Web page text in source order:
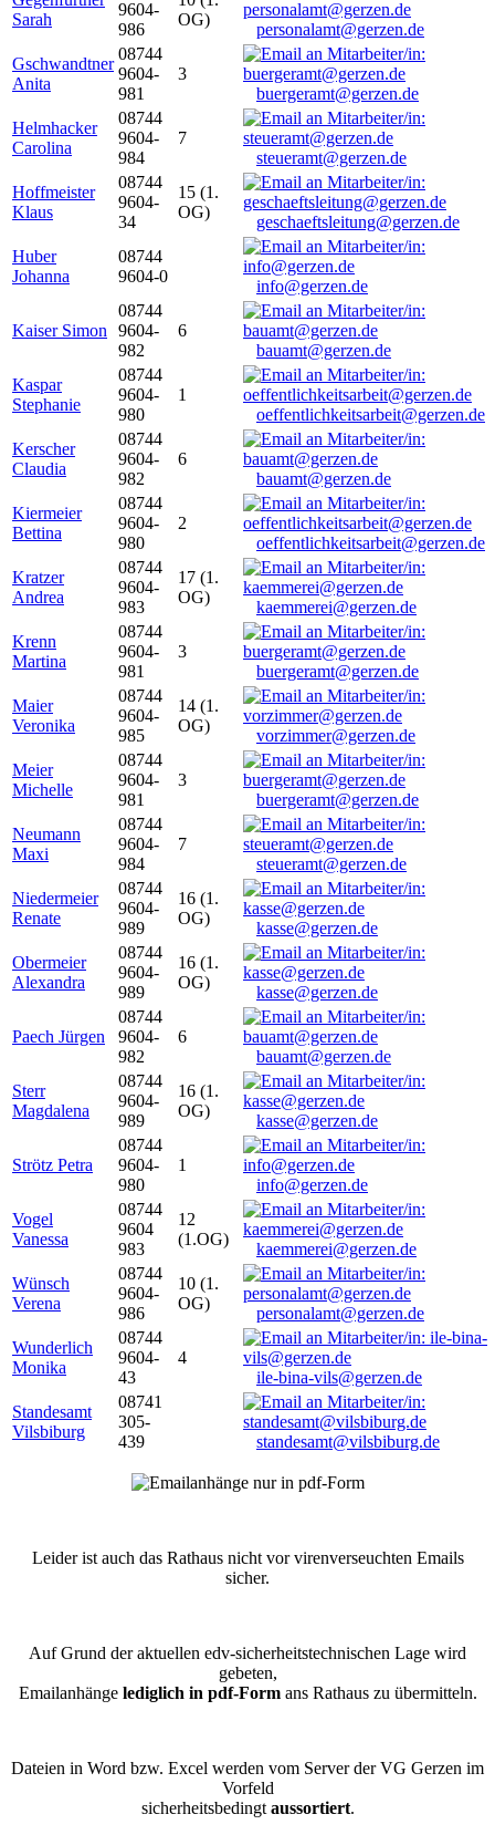
Sarah
9604-
986
OG)
personalamt@gerzen.de
Gschwandtner
Anita
08744
9604-
981
3
buergeramt@gerzen.de
Helmhacker
Carolina
08744
9604-
984
7
steueramt@gerzen.de
Hoffmeister
Klaus
08744
9604-
34
15 (1.
OG)
geschaeftsleitung@gerzen.de
Huber
Johanna
08744
9604-0
info@gerzen.de
Kaiser Simon
08744
9604-
982
6
bauamt@gerzen.de
Kaspar
Stephanie
08744
9604-
980
1
oeffentlichkeitsarbeit@gerzen.de
Kerscher
Claudia
08744
9604-
982
6
bauamt@gerzen.de
Kiermeier
Bettina
08744
9604-
980
2
oeffentlichkeitsarbeit@gerzen.de
Kratzer
Andrea
08744
9604-
983
17 (1.
OG)
kaemmerei@gerzen.de
Krenn
Martina
08744
9604-
981
3
buergeramt@gerzen.de
Maier
Veronika
08744
9604-
985
14 (1.
OG)
vorzimmer@gerzen.de
Meier
Michelle
08744
9604-
981
3
buergeramt@gerzen.de
Neumann
Maxi
08744
9604-
984
7
steueramt@gerzen.de
Niedermeier
Renate
08744
9604-
989
16 (1.
OG)
kasse@gerzen.de
Obermeier
Alexandra
08744
9604-
989
16 (1.
OG)
kasse@gerzen.de
Paech Jürgen
08744
9604-
982
6
bauamt@gerzen.de
Sterr
Magdalena
08744
9604-
989
16 (1.
OG)
kasse@gerzen.de
Strötz Petra
08744
9604-
980
1
info@gerzen.de
Vogel
Vanessa
08744
9604
983
12
(1.OG)
kaemmerei@gerzen.de
Wünsch
Verena
08744
9604-
986
10 (1.
OG)
personalamt@gerzen.de
Wunderlich
Monika
08744
9604-
43
4
ile-bina-vils@gerzen.de
Standesamt
Vilsbiburg
08741
305-
439
standesamt@vilsbiburg.de
Leider ist auch das Rathaus nicht vor virenverseuchten Emails
sicher.
Auf Grund der aktuellen edv-sicherheitstechnischen Lage wird
gebeten,
Emailanhänge lediglich in pdf-Formans Rathaus zu übermitteln.
Dateien in Word bzw. Excel werden vom Server der VG Gerzen im
Vorfeld
sicherheitsbedingt aussortiert.